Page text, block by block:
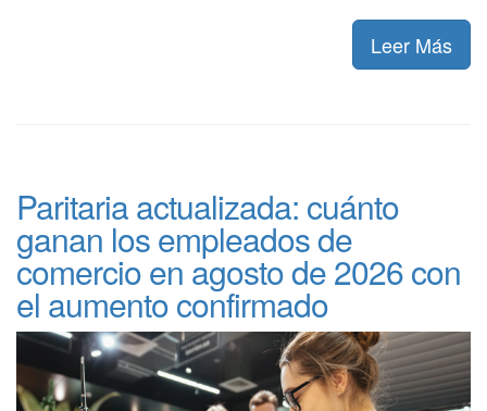
Leer Más
Paritaria actualizada: cuánto
ganan los empleados de
comercio en agosto de 2026 con
el aumento confirmado